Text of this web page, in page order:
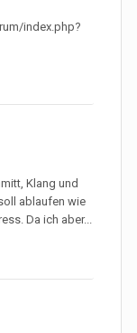
index.php?
Klang und
ablaufen wie
Da ich aber...